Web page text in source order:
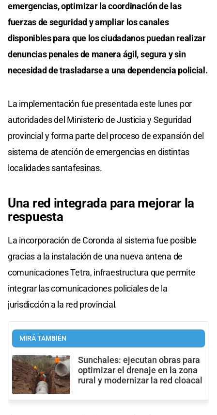
emergencias, optimizar la coordinación de las
fuerzas de seguridad y ampliar los canales
disponibles para que los ciudadanos puedan realizar
denuncias penales de manera ágil, segura y sin
necesidad de trasladarse a una dependencia policial.
La implementación fue presentada este lunes por
autoridades del Ministerio de Justicia y Seguridad
provincial y forma parte del proceso de expansión del
sistema de atención de emergencias en distintas
localidades santafesinas.
Una red integrada para mejorar la
respuesta
La incorporación de Coronda al sistema fue posible
gracias a la instalación de una nueva antena de
comunicaciones Tetra, infraestructura que permite
integrar las comunicaciones policiales de la
jurisdicción a la red provincial.
MIRÁ TAMBIÉN
Sunchales: ejecutan obras para
optimizar el drenaje en la zona
rural y modernizar la red cloacal